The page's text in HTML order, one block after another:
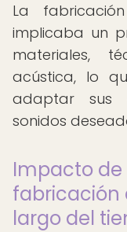
La
implicaba un
materiales,
acústica, lo
adaptar sus
sonidos
Impacto
fabricación
largo del